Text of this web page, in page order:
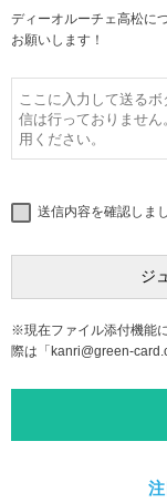
ディーオルーチェ高松に
お願いします！
送信内容を確認しま
※現在ファイル添付機能
際は「 kanri@green-